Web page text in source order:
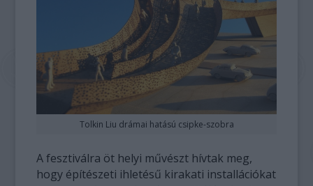
Tolkin Liu drámai hatású csipke-szobra
A fesztiválra öt helyi művészt hívtak meg,
hogy építészeti ihletésű kirakati installációkat